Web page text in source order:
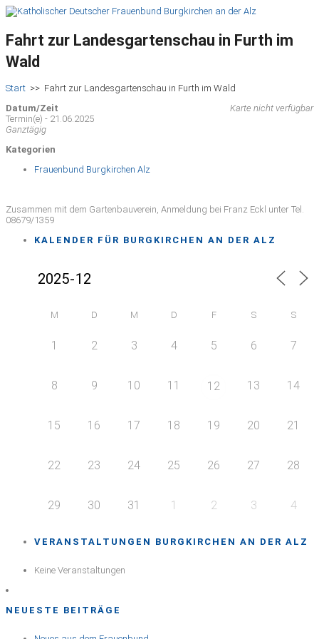
Fahrt zur Landesgartenschau in Furth im
Wald
Start >> Fahrt zur Landesgartenschau in Furth im Wald
Karte nicht verfügbar
Datum/Zeit
Termin(e) - 21.06.2025
Ganztägig
Kategorien
Frauenbund Burgkirchen Alz
Zusammen mit dem Gartenbauverein, Anmeldung bei Franz Eckl unter Tel.
08679/1359
KALENDER FÜR BURGKIRCHEN AN DER ALZ
M D M D F S S
1 2 3 4 5 6 7
8 9 10 11 12 13 14
15 16 17 18 19 20 21
22 23 24 25 26 27 28
29 30 31 1 2 3 4
VERANSTALTUNGEN BURGKIRCHEN AN DER ALZ
Keine Veranstaltungen
NEUESTE BEITRÄGE